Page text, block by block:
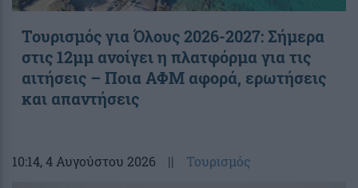
Τουρισμός για Όλους 2026-2027: Σήμερα
στις 12μμ ανοίγει η πλατφόρμα για τις
αιτήσεις – Ποια ΑΦΜ αφορά, ερωτήσεις
και απαντήσεις
10:14, 4 Αυγούστου 2026 || Τουρισμός